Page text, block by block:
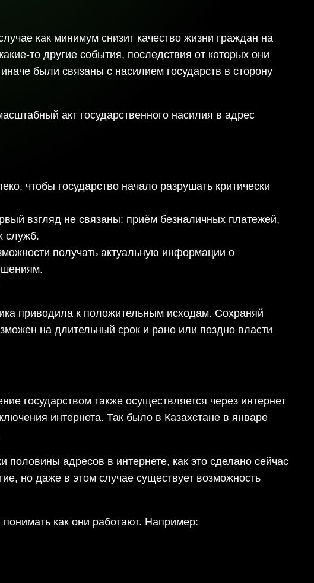
как минимум снизит качество жизни граждан на
то другие события, последствия от которых они
были связаны с насилием государств в сторону
акт государственного насилия в адрес
чтобы государство начало разрушать критически
взгляд не связаны: приём безналичных платежей,
служб.
получать актуальную информации о
приводила к положительным исходам. Сохраняй
на длительный срок и рано или поздно власти
государством также осуществляется через интернет
интернета. Так было в Казахстане в январе
адресов в интернете, как это сделано сейчас
но даже в этом случае существует возможность
как они работают. Например: